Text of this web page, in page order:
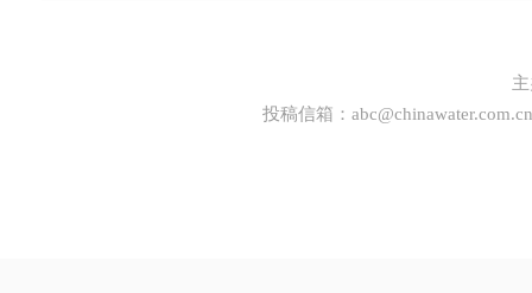
投稿信箱： abc@chinawater.com.cn